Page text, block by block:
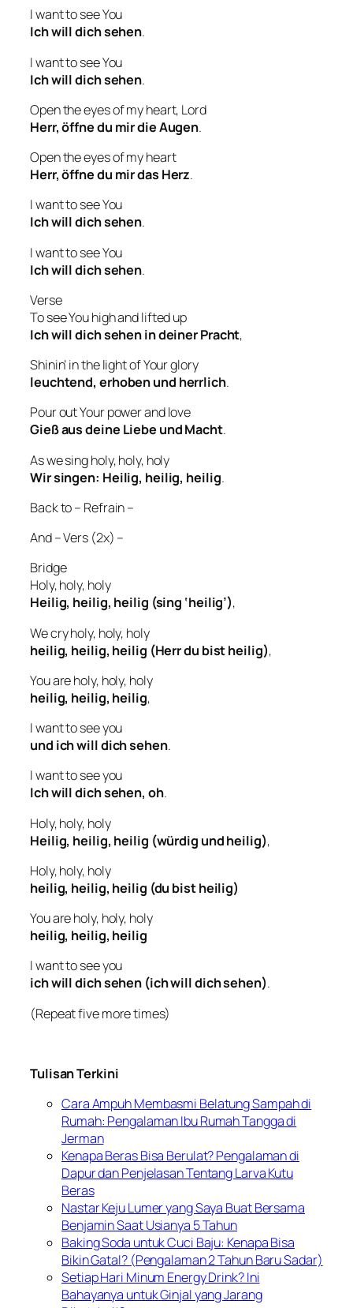
I want to see You
Ich will dich sehen.
I want to see You
Ich will dich sehen.
Open the eyes of my heart, Lord
Herr, öffne du mir die Augen.
Open the eyes of my heart
Herr, öffne du mir das Herz.
I want to see You
Ich will dich sehen.
I want to see You
Ich will dich sehen.
Verse
To see You high and lifted up
Ich will dich sehen in deiner Pracht,
Shinin’ in the light of Your glory
leuchtend, erhoben und herrlich.
Pour out Your power and love
Gieß aus deine Liebe und Macht.
As we sing holy, holy, holy
Wir singen: Heilig, heilig, heilig.
Back to – Refrain –
And – Vers (2x) –
Bridge
Holy, holy, holy
Heilig, heilig, heilig (sing ‘heilig’),
We cry holy, holy, holy
heilig, heilig, heilig (Herr du bist heilig),
You are holy, holy, holy
heilig, heilig, heilig,
I want to see you
und ich will dich sehen.
I want to see you
Ich will dich sehen, oh.
Holy, holy, holy
Heilig, heilig, heilig (würdig und heilig),
Holy, holy, holy
heilig, heilig, heilig (du bist heilig)
You are holy, holy, holy
heilig, heilig, heilig
I want to see you
ich will dich sehen (ich will dich sehen).
(Repeat five more times)
Tulisan Terkini
Cara Ampuh Membasmi Belatung Sampah di
Rumah: Pengalaman Ibu Rumah Tangga di
Jerman
Kenapa Beras Bisa Berulat? Pengalaman di
Dapur dan Penjelasan Tentang Larva Kutu
Beras
Nastar Keju Lumer yang Saya Buat Bersama
Benjamin Saat Usianya 5 Tahun
Baking Soda untuk Cuci Baju: Kenapa Bisa
Bikin Gatal? (Pengalaman 2 Tahun Baru Sadar)
Setiap Hari Minum Energy Drink? Ini
Bahayanya untuk Ginjal yang Jarang